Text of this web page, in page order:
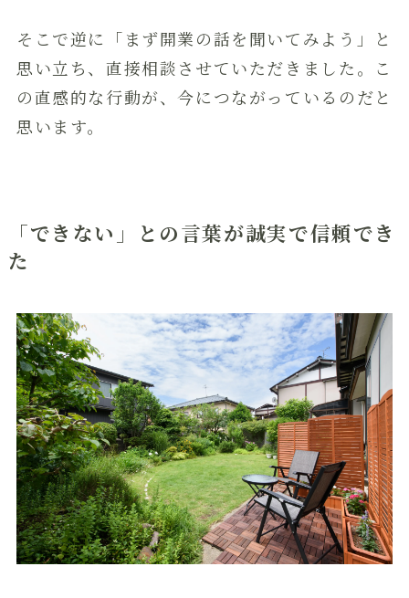
そこで逆に「まず開業の話を聞いてみよう」と
思い立ち、直接相談させていただきました。こ
の直感的な行動が、今につながっているのだと
思います。
「できない」との言葉が誠実で信頼でき
た